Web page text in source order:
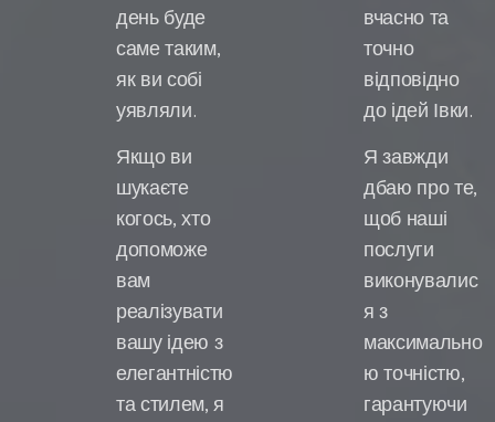
день буде
саме таким,
як ви собі
уявляли.
Якщо ви
шукаєте
когось, хто
допоможе
вам
реалізувати
вашу ідею з
елегантністю
та стилем, я
вчасно та
точно
відповідно
до ідей Івки.
Я завжди
дбаю про те,
щоб наші
послуги
виконувалис
я з
максимально
ю точністю,
гарантуючи